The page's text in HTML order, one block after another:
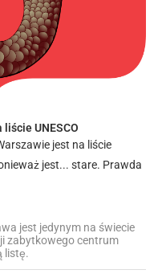
UNESCO
jest na liście
jest... stare. Prawda
jest jedynym na świecie
zabytkowego centrum
listę.